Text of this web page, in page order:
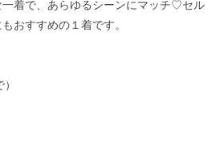
一着で、あらゆるシーンにマッチ♡セル
おすすめの１着です。